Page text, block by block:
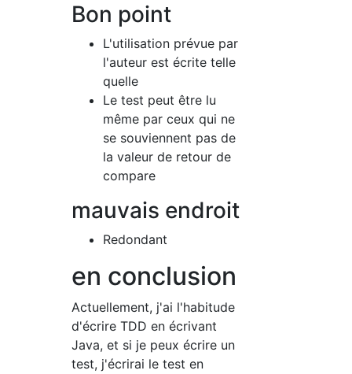
Bon point
L'utilisation prévue par
l'auteur est écrite telle
quelle
Le test peut être lu
même par ceux qui ne
se souviennent pas de
la valeur de retour de
compare
mauvais endroit
Redondant
en conclusion
Actuellement, j'ai l'habitude
d'écrire TDD en écrivant
Java, et si je peux écrire un
test, j'écrirai le test en